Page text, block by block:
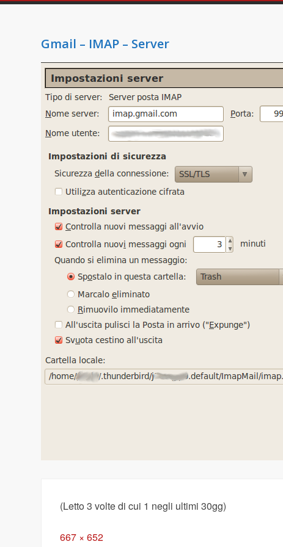
Gmail – IMAP – Server
(Letto 3 volte di cui 1 negli ultimi 30gg)
Full
667 × 652